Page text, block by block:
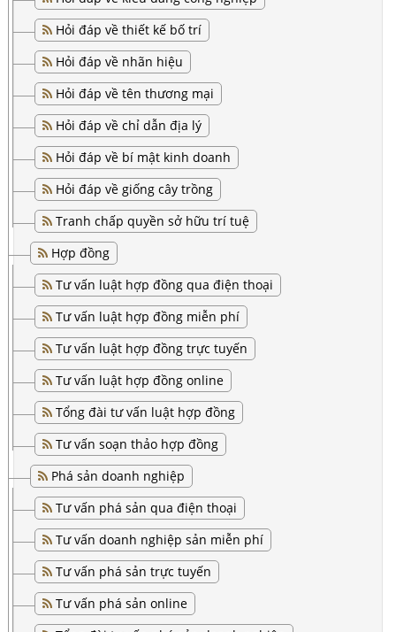
Hỏi đáp về thiết kế bố trí
Hỏi đáp về nhãn hiệu
Hỏi đáp về tên thương mại
Hỏi đáp về chỉ dẫn địa lý
Hỏi đáp về bí mật kinh doanh
Hỏi đáp về giống cây trồng
Tranh chấp quyền sở hữu trí tuệ
Hợp đồng
Tư vấn luật hợp đồng qua điện thoại
Tư vấn luật hợp đồng miễn phí
Tư vấn luật hợp đồng trực tuyến
Tư vấn luật hợp đồng online
Tổng đài tư vấn luật hợp đồng
Tư vấn soạn thảo hợp đồng
Phá sản doanh nghiệp
Tư vấn phá sản qua điện thoại
Tư vấn doanh nghiệp sản miễn phí
Tư vấn phá sản trực tuyến
Tư vấn phá sản online